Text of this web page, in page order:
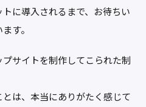
に導入されるまで、お待ちい
す。
サイトを制作してこられた制
は、本当にありがたく感じて